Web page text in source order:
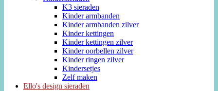
K3 sieraden
Kinder armbanden
Kinder armbanden zilver
Kinder kettingen
Kinder kettingen zilver
Kinder oorbellen zilver
Kinder ringen zilver
Kindersetjes
Zelf maken
Ello's design sieraden